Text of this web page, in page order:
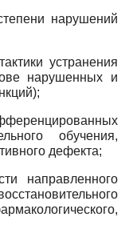
нарушений
устранения
нарушенных и
обучения,
дефекта;
направленного